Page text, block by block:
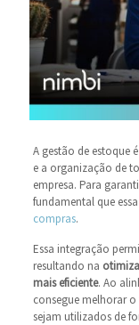
A gestão de estoque
e a organização de
empresa. Para
fundamental que
compras.
Essa integração
resultando na
mais eficiente. Ao
consegue melhorar
sejam utilizados de